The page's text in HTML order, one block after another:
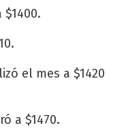
el mes a $1420
a $1470.